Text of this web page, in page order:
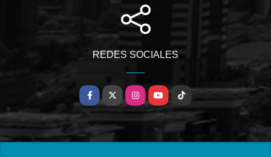
REDES SOCIALES
Facebook
X InstagramYouTubeTikTok